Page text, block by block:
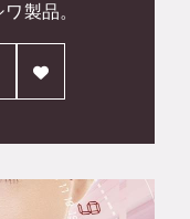
製品。